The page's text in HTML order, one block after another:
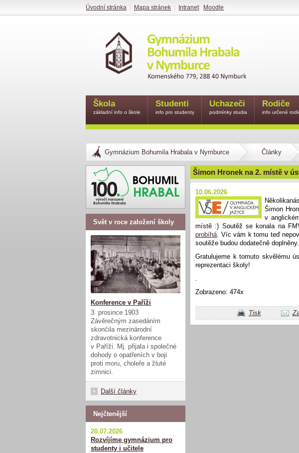
Gymnázium Bohumila Hrabala v Nymburce Články
Šimon Hronek na 2. místě v
10.06.2026
Šimon
v
místě :) Soutěž se konala na
probíhá. Víc vám k tomu teď
soutěže budou dodatečně
Gratulujeme k tomuto skvělému
reprezentaci školy!
.
Zobrazeno: 474x
Tisk
Svět v roce založení školy
Konference v Paříži
3. prosince 1903
Závěrečným zasedáním
skončila mezinárodní
zdravotnická konference
v Paříži. Mj. přijala i společné
dohody o opatřeních v boji
proti moru, choleře a žluté
zimnici.
Další články
Nejčtenější
20.07.2026
Rozvíjíme gymnázium pro
studenty i učitele
Škola
základní info o škole
Studenti
info pro studenty
Uchazeči
podmínky studia
Rodiče
info určené
Úvodní stránka Mapa stránek Intranet| Moodle